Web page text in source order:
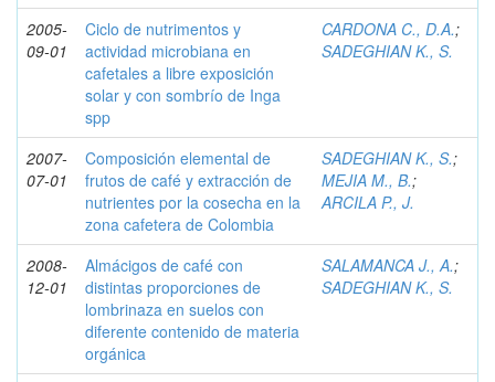
2005-
09-01
Ciclo de nutrimentos y
actividad microbiana en
cafetales a libre exposición
solar y con sombrío de Inga
spp
CARDONA C., D.A.;
SADEGHIAN K., S.
2007-
07-01
Composición elemental de
frutos de café y extracción de
nutrientes por la cosecha en la
zona cafetera de Colombia
SADEGHIAN K., S.;
MEJIA M., B.;
ARCILA P., J.
2008-
12-01
Almácigos de café con
distintas proporciones de
lombrinaza en suelos con
diferente contenido de materia
orgánica
SALAMANCA J., A.;
SADEGHIAN K., S.